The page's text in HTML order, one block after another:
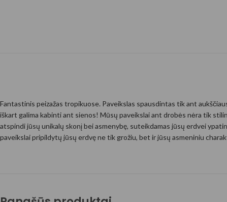
Fantastinis peizažas tropikuose. Paveikslas spausdintas tik ant
iškart galima kabinti ant sienos! Mūsų paveikslai ant drobės nėra tik
atspindi jūsų unikalų skonį bei asmenybę, suteikdamas jūsų erdvei
paveikslai pripildytų jūsų erdvę ne tik grožiu, bet ir jūsų asmeniniu